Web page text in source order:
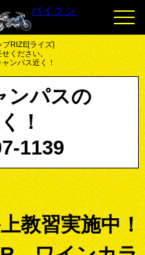
プRIZE[ライズ]
ください。
ンパス近く！
バイクショップRIZE
ンパスの
！
1139
教習実施中！